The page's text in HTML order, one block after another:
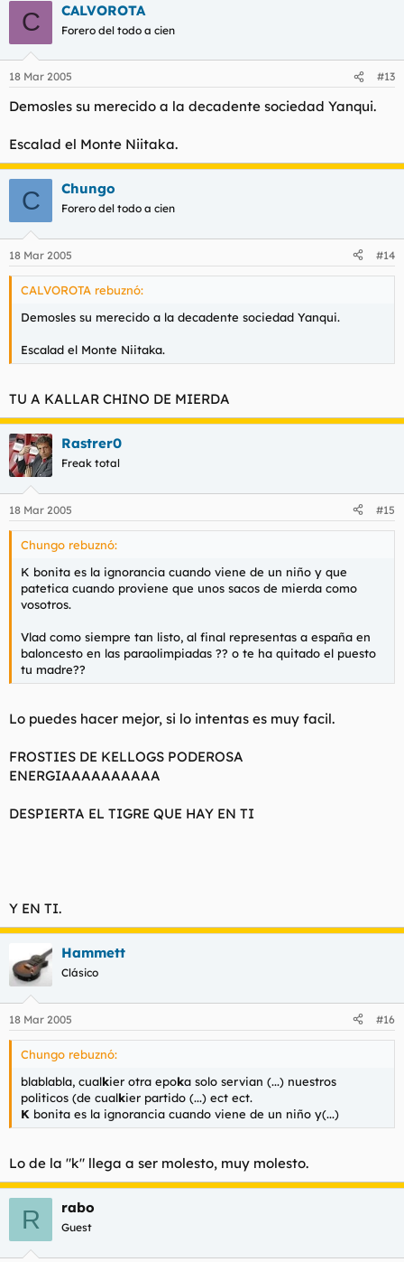
C CALVOROTA
Forero del todo a cien
18 Mar 2005 #13
Demosles su merecido a la decadente sociedad Yanqui.
Escalad el Monte Niitaka.
C Chungo
Forero del todo a cien
18 Mar 2005 #14
CALVOROTA rebuznó:
Demosles su merecido a la decadente sociedad Yanqui.
Escalad el Monte Niitaka.
TU A KALLAR CHINO DE MIERDA
Rastrer0
Freak total
18 Mar 2005 #15
Chungo rebuznó:
K bonita es la ignorancia cuando viene de un niño y que
patetica cuando proviene que unos sacos de mierda como
vosotros.
Vlad como siempre tan listo, al final representas a españa en
baloncesto en las paraolimpiadas ?? o te ha quitado el puesto
tu madre??
Lo puedes hacer mejor, si lo intentas es muy facil.
FROSTIES DE KELLOGS PODEROSA
ENERGIAAAAAAAAAA
DESPIERTA EL TIGRE QUE HAY EN TI
Y EN TI.
Hammett
Clásico
18 Mar 2005 #16
Chungo rebuznó:
blablabla, cualkier otra epoka solo servian (...) nuestros
politicos (de cualkier partido (...) ect ect.
K bonita es la ignorancia cuando viene de un niño y(...)
Lo de la "k" llega a ser molesto, muy molesto.
R rabo
Guest